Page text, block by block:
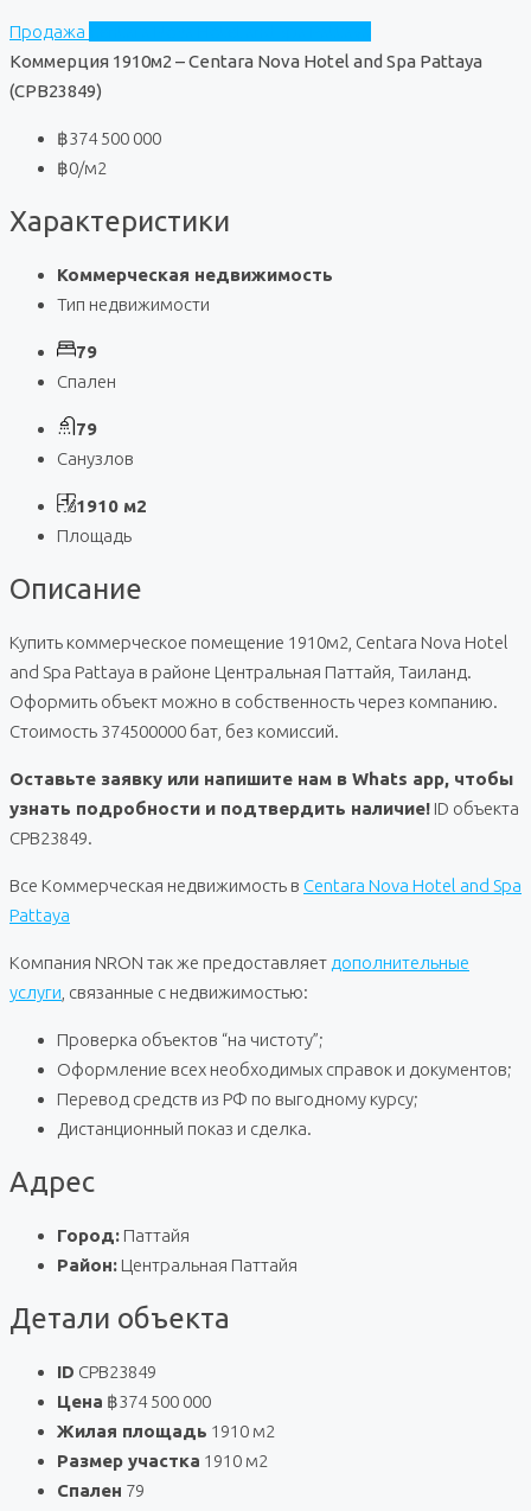
Продажа
Коммерция 1910м2 – Centara Nova Hotel and Spa Pattaya
(CPB23849)
฿374 500 000
฿0/м2
Характеристики
Коммерческая недвижимость
Тип недвижимости
79
Спален
79
Санузлов
1910 м2
Площадь
Описание
Купить коммерческое помещение 1910м2, Centara Nova Hotel
and Spa Pattaya в районе Центральная Паттайя, Таиланд.
Оформить объект можно в собственность через компанию.
Стоимость 374500000 бат, без комиссий.
Оставьте заявку или напишите нам в Whats app, чтобы
узнать подробности и подтвердить наличие! ID объекта
CPB23849.
Все Коммерческая недвижимость в Centara Nova Hotel and Spa
Pattaya
Компания NRON так же предоставляет дополнительные
услуги , связанные с недвижимостью:
Проверка объектов “на чистоту”;
Оформление всех необходимых справок и документов;
Перевод средств из РФ по выгодному курсу;
Дистанционный показ и сделка.
Адрес
Город: Паттайя
Район: Центральная Паттайя
Детали объекта
ID CPB23849
Цена ฿374 500 000
Жилая площадь 1910 м2
Размер участка 1910 м2
Спален 79